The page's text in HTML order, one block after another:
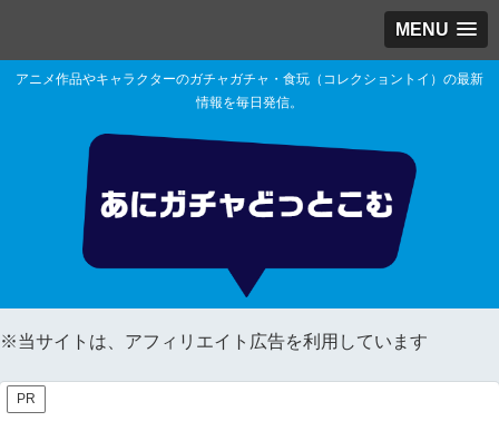
MENU
アニメ作品やキャラクターのガチャガチャ・食玩（コレクショントイ）の最新
情報を毎日発信。
※当サイトは、アフィリエイト広告を利用しています
PR